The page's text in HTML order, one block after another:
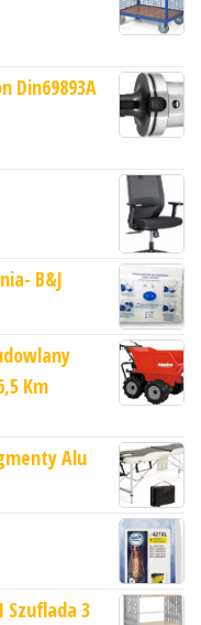
Din69893A
B&J
Km
Alu
Szuflada 3